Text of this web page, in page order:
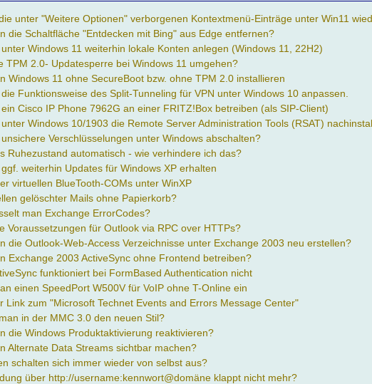
unter "Weitere Optionen" verborgenen Kontextmenü-Einträge unter Win11
die Schaltfläche "Entdecken mit Bing" aus Edge entfernen?
Windows 11 weiterhin lokale Konten anlegen (Windows 11, 22H2)
TPM 2.0- Updatesperre bei Windows 11 umgehen?
Windows 11 ohne SecureBoot bzw. ohne TPM 2.0 installieren
Funktionsweise des Split-Tunneling für VPN unter Windows 10 anpassen.
Cisco IP Phone 7962G an einer FRITZ!Box betreiben (als SIP-Client)
Windows 10/1903 die Remote Server Administration Tools (RSAT)
Verschlüsselungen unter Windows abschalten?
Ruhezustand automatisch - wie verhindere ich das?
weiterhin Updates für Windows XP erhalten
virtuellen BlueTooth-COMs unter WinXP
gelöschter Mails ohne Papierkorb?
man Exchange ErrorCodes?
Voraussetzungen für Outlook via RPC over HTTPs?
die Outlook-Web-Access Verzeichnisse unter Exchange 2003 neu erstellen?
Exchange 2003 ActiveSync ohne Frontend betreiben?
funktioniert bei FormBased Authentication nicht
einen SpeedPort W500V für VoIP ohne T-Online ein
Link zum "Microsoft Technet Events and Errors Message Center"
in der MMC 3.0 den neuen Stil?
die Windows Produktaktivierung reaktivieren?
Alternate Data Streams sichtbar machen?
schalten sich immer wieder von selbst aus?
über http://username:kennwort@domäne klappt nicht mehr?